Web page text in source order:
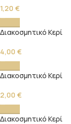
1,20 €
Διακοσμητικό Κερί
4,00 €
Διακοσμητικό Κερί
2,00 €
Διακοσμητικό Κερί